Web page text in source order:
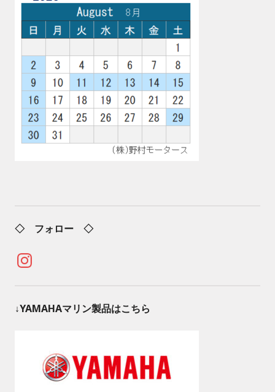
◇ フォロー ◇
Instagram
↓YAMAHAマリン製品はこちら